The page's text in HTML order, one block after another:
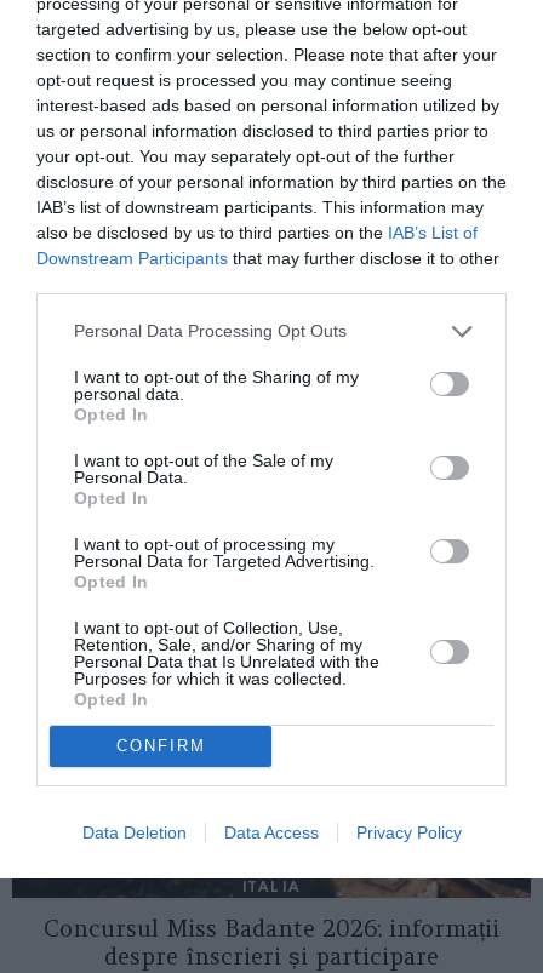
targeted advertising by us, please use the below opt-out
section to confirm your selection. Please note that after your
opt-out request is processed you may continue seeing
interest-based ads based on personal information utilized by
us or personal information disclosed to third parties prior to
your opt-out. You may separately opt-out of the further
disclosure of your personal information by third parties on the
IAB’s list of downstream participants. This information may
also be disclosed by us to third parties on the IAB’s List of
Downstream Participants that may further disclose it to other
Personal Data Processing Opt Outs
I want to opt-out of the Sharing of my
personal data.
Opted In
I want to opt-out of the Sale of my
Personal Data.
Opted In
I want to opt-out of processing my
Personal Data for Targeted Advertising.
Opted In
I want to opt-out of Collection, Use,
Retention, Sale, and/or Sharing of my
Personal Data that Is Unrelated with the
Purposes for which it was collected.
Opted In
CONFIRM
Data Deletion Data Access Privacy Policy
recomandat solistei un stil de viaţă cât mai liniştit.
“Mi s-a recomandat o viaţă foarte liniştită, fără stres,
griji, fără nimic. Trebuie să am foarte mare grijă. Viaţa
este mult mai liniştită aici şi sotul meu m-a ferit de
stres. Nu e agitaţia din România, iar recuperarea a
fost mai uşoară", declara Elena Cârstea în urmă cu
ceva timp.
Articolul anterior
preşedinte la Borghesiana
Următorul articol
Ce a vrut să spună poetul
AȚI PUTEA DORI DE
ASEMENEA
ITALIA
Concursul Miss Badante 2026: informații
despre înscrieri și participare